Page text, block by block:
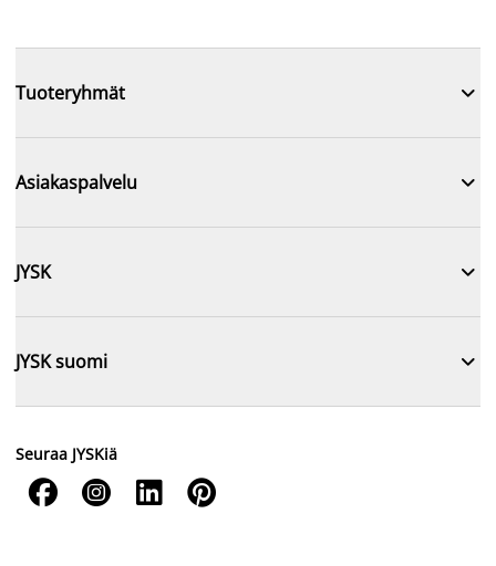
Tuoteryhmät 
Asiakaspalvelu 
JYSK 
JYSK suomi 
Seuraa JYSKiä
   